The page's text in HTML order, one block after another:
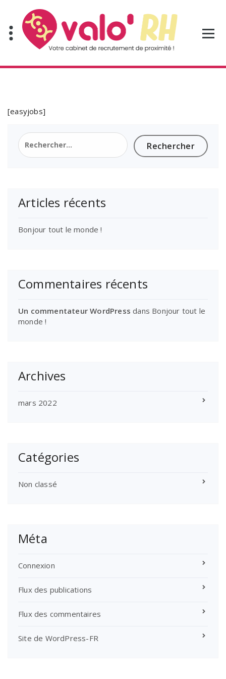
contenu
[easyjobs]
Rechercher :
Articles récents
Bonjour tout le monde !
Commentaires récents
Un commentateur WordPress dans Bonjour tout le
monde !
Archives
mars 2022
Catégories
Non classé
Méta
Connexion
Flux des publications
Flux des commentaires
Site de WordPress-FR